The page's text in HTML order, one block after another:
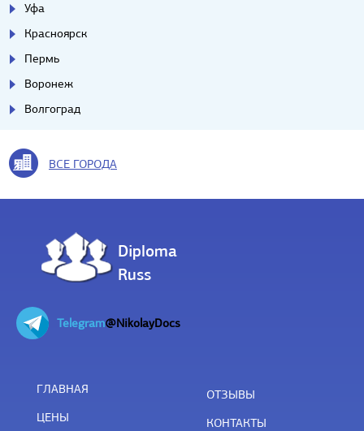
Уфа
Красноярск
Пермь
Воронеж
Волгоград
ВСЕ ГОРОДА
Diploma
Russ
Telegram@NikolayDocs
ГЛАВНАЯ
ЦЕНЫ
ОТЗЫВЫ
КОНТАКТЫ